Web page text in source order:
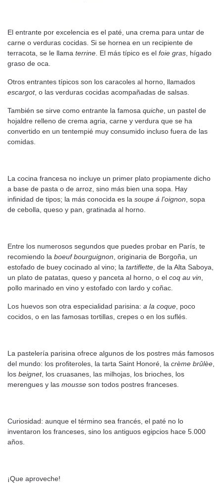
El entrante por excelencia es el paté, una crema para untar de
carne o verduras cocidas. Si se hornea en un recipiente de
terracota, se le llama terrine . El más típico es el foie gras , hígado
graso de oca.
Otros entrantes típicos son los caracoles al horno, llamados
escargot, o las verduras cocidas acompañadas de salsas.
También se sirve como entrante la famosa quiche , un pastel de
hojaldre relleno de crema agria, carne y verdura que se ha
convertido en un tentempié muy consumido incluso fuera de las
comidas.
La cocina francesa no incluye un primer plato propiamente dicho
a base de pasta o de arroz, sino más bien una sopa. Hay
infinidad de tipos; la más conocida es la soupe á l'oignon , sopa
de cebolla, queso y pan, gratinada al horno.
Entre los numerosos segundos que puedes probar en París, te
recomiendo la boeuf bourguignon , originaria de Borgoña, un
estofado de buey cocinado al vino; la tartiflette , de la Alta Saboya,
un plato de patatas, queso y panceta al horno, o el coq au vin
pollo marinado en vino y estofado con lardo y coñac.
Los huevos son otra especialidad parisina: a la coque , poco
cocidos, o en las famosas tortillas, crepes o en los suflés.
La pastelería parisina ofrece algunos de los postres más famosos
del mundo: los profiteroles, la tarta Saint Honoré, la crème brûlèe
los beignet, los cruasanes, las milhojas, los brioches, los
merengues y las mousse son todos postres franceses.
Curiosidad: aunque el término sea francés, el paté no lo
inventaron los franceses, sino los antiguos egipcios hace 5.000
años.
¡Que aproveche!